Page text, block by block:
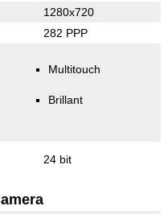
1280x720
282 PPP
Multitouch
Brillant
24 bit